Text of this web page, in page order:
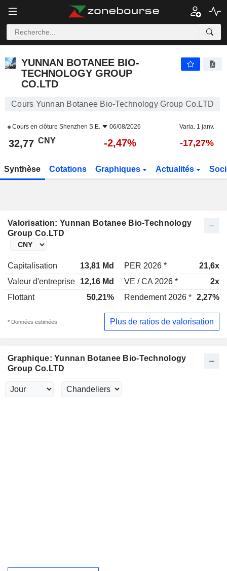
YUNNAN BOTANEE BIO-
TECHNOLOGY GROUP
CO.LTD
Cours Yunnan Botanee Bio-Technology Group Co.LTD
Cours en clôture Shenzhen S.E. 06/08/2026 Varia. 1 janv.
32,77 CNY -2,47% -17,27%
Synthèse Cotations Graphiques Actualités
Valorisation: Yunnan Botanee Bio-Technology
Group Co.LTD
Capitalisation 13,81 Md PER 2026 *
21,6x
Valeur d'entreprise
12,16 Md VE / CA 2026 *
2x
Flottant
50,21% Rendement 2026 * 2,27%
* Données estimées Plus de ratios de valorisation
Graphique: Yunnan Botanee Bio-Technology
Group Co.LTD